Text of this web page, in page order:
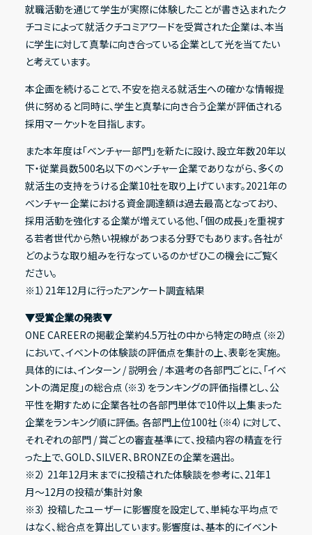
株式情報
株式基本情報
株主総会資料
株価情報
その他
IRニュース
IRカレンダー
FAQ
IRポリシー
免責事項
IRに関するお問い合わせ
就職活動を通じて学生が実際に体験したことが書き込まれたク
チコミによって就活クチコミアワードを受賞された企業は、本当
に学生に対して真摯に向き合っている企業として光を当てたい
と考えています。
本企画を続けることで、不安を抱える就活生への確かな情報提
供に努めると同時に、学生と真摯に向き合う企業が評価される
採用マーケットを目指します。
また本年度は「ベンチャー部門」を新たに設け、設立年数20年以
下・従業員数500名以下のベンチャー企業でありながら、多くの
就活生の支持をうける企業10社を取り上げています。2021年の
ベンチャー企業における資金調達額は過去最高となっており、
採用活動を強化する企業が増えている他、「個の成長」を重視す
る若者世代から熱い視線があつまる分野でもあります。各社が
どのような取り組みを行なっているのかぜひこの機会にご覧く
ださい。
※1）21年12月に行ったアンケート調査結果
▼受賞企業の発表▼
ONE CAREERの掲載企業約4.5万社の中から特定の時点（※2）
において、イベントの体験談の評価点を集計の上、表彰を実施。
具体的には、インターン / 説明会 / 本選考の各部門ごとに、「イベ
ントの満足度」の総合点（※3）をランキングの評価指標とし、公
平性を期すために企業各社の各部門単体で10件以上集まった
企業をランキング順に評価。 各部門上位100社（※4）に対して、
それぞれの部門 / 賞ごとの審査基準にて、投稿内容の精査を行
った上で、GOLD、SILVER、BRONZEの企業を選出。
※2） 21年12月末までに投稿された体験談を参考に、21年1
月〜12月の投稿が集計対象
※3） 投稿したユーザーに影響度を設定して、単純な平均点で
はなく、総合点を算出しています。影響度は、基本的にイベント